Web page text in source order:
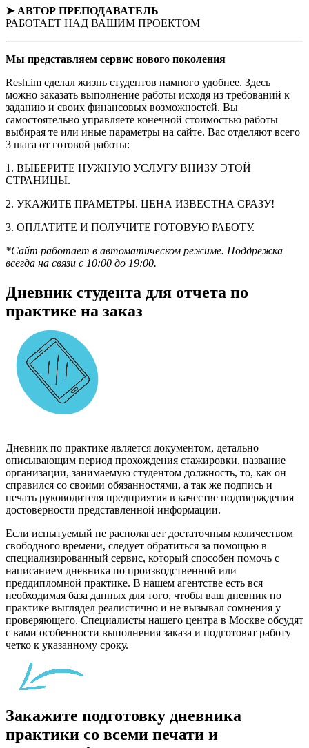
➤ АВТОР ПРЕПОДАВАТЕЛЬ
РАБОТАЕТ НАД ВАШИМ ПРОЕКТОМ
Мы представляем сервис нового поколения
Resh.im сделал жизнь студентов намного удобнее. Здесь
можно заказать выполнение работы исходя из требований к
заданию и своих финансовых возможностей. Вы
самостоятельно управляете конечной стоимостью работы
выбирая те или иные параметры на сайте. Вас отделяют всего
3 шага от готовой работы:
1. ВЫБЕРИТЕ НУЖНУЮ УСЛУГУ ВНИЗУ ЭТОЙ
СТРАНИЦЫ.
2. УКАЖИТЕ ПРАМЕТРЫ. ЦЕНА ИЗВЕСТНА СРАЗУ!
3. ОПЛАТИТЕ И ПОЛУЧИТЕ ГОТОВУЮ РАБОТУ.
*Сайт работает в автоматическом режиме. Поддрежка
всегда на связи с 10:00 до 19:00.
Дневник студента для отчета по
практике на заказ
Дневник по практике является документом, детально
описывающим период прохождения стажировки, название
организации, занимаемую студентом должность, то, как он
справился со своими обязанностями, а так же подпись и
печать руководителя предприятия в качестве подтверждения
достоверности представленной информации.
Если испытуемый не располагает достаточным количеством
свободного времени, следует обратиться за помощью в
специализированный сервис, который способен помочь с
написанием дневника по производственной или
преддипломной практике. В нашем агентстве есть вся
необходимая база данных для того, чтобы ваш дневник по
практике выглядел реалистично и не вызывал сомнения у
проверяющего. Специалисты нашего центра в Москве обсудят
с вами особенности выполнения заказа и подготовят работу
четко к указанному сроку.
Закажите подготовку дневника
практики со всеми печати и